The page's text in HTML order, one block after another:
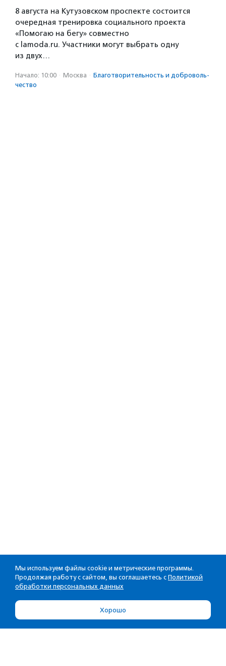
8 августа на Кутузовском проспекте состоится
очередная тренировка социального проекта
«Помогаю на бегу» совместно
с lamoda.ru. Участники могут выбрать одну
из двух…
Начало: 10:00 · Москва · Благотвори­тель­ность и доброволь­
чест­во
Мы используем файлы cookie и метрические программы.
Продолжая работу с сайтом, вы соглашаетесь с Политикой
обработки персональных данных
Хорошо